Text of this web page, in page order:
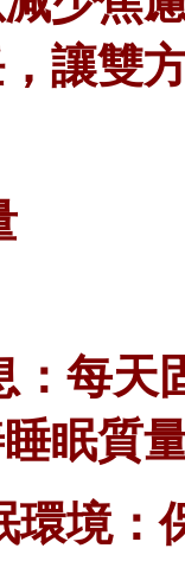
讓雙
：每天
眠質
環境：